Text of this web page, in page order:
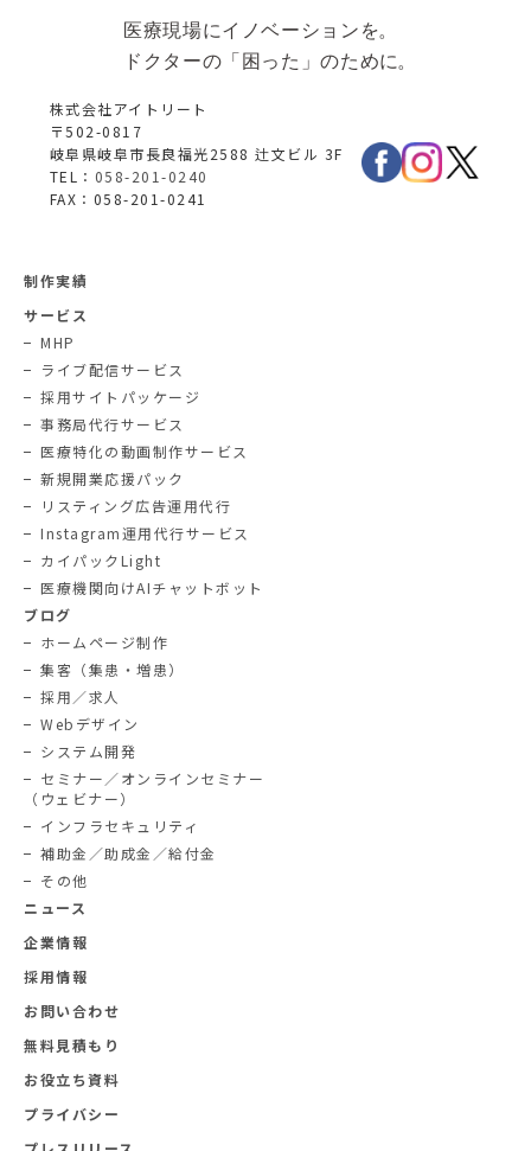
株式会社アイトリート
〒502-0817
岐阜県岐阜市長良福光2588 辻文ビル 3F
TEL： 058-201-0240
FAX：058-201-0241
制作実績
サービス
MHP
ライブ配信サービス
採用サイトパッケージ
事務局代行サービス
医療特化の動画制作サービス
新規開業応援パック
リスティング広告運用代行
Instagram運用代行サービス
カイパックLight
医療機関向けAIチャットボット
ブログ
ホームページ制作
集客（集患・増患）
採用／求人
Webデザイン
システム開発
セミナー／オンラインセミナー
（ウェビナー）
インフラセキュリティ
補助金／助成金／給付金
その他
ニュース
企業情報
採用情報
お問い合わせ
無料見積もり
お役立ち資料
プライバシー